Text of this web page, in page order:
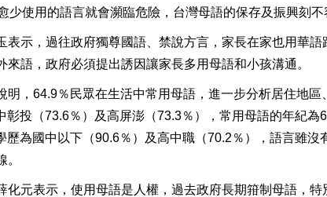
少使用的語言就會瀕臨危險，台灣母語的保存及振興刻不
表示，過往政府獨尊國語、禁說方言，家長在家也用華
語，政府必須提出誘因讓家長多用母語和小孩溝通。
明，64.9％民眾在生活中常用母語，進一步分析居住地區
彰投（73.6％）及高屏澎（73.3％），常用母語的年紀為
歷為國中以下（90.6％）及高中職（70.2％），語言雖沒
化元表示，使用母語是人權，過去政府長期箝制母語，